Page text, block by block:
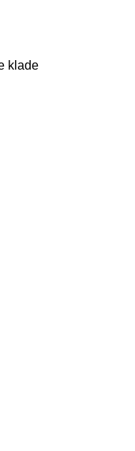
klade